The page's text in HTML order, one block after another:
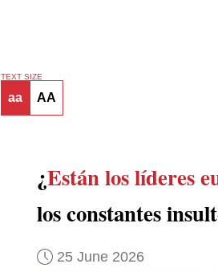
TEXT SIZE
aa AA
¿Están los líderes
los constantes
25 June 2026